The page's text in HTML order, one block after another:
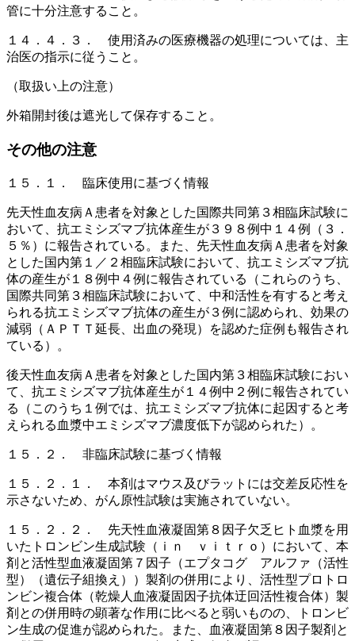
管に十分注意すること。
１４．４．３． 使用済みの医療機器の処理については、主
治医の指示に従うこと。
（取扱い上の注意）
外箱開封後は遮光して保存すること。
その他の注意
１５．１． 臨床使用に基づく情報
先天性血友病Ａ患者を対象とした国際共同第３相臨床試験に
おいて、抗エミシズマブ抗体産生が３９８例中１４例（３．
５％）に報告されている。また、先天性血友病Ａ患者を対象
とした国内第１／２相臨床試験において、抗エミシズマブ抗
体の産生が１８例中４例に報告されている（これらのうち、
国際共同第３相臨床試験において、中和活性を有すると考え
られる抗エミシズマブ抗体の産生が３例に認められ、効果の
減弱（ＡＰＴＴ延長、出血の発現）を認めた症例も報告され
ている）。
後天性血友病Ａ患者を対象とした国内第３相臨床試験におい
て、抗エミシズマブ抗体産生が１４例中２例に報告されてい
る（このうち１例では、抗エミシズマブ抗体に起因すると考
えられる血漿中エミシズマブ濃度低下が認められた）。
１５．２． 非臨床試験に基づく情報
１５．２．１． 本剤はマウス及びラットには交差反応性を
示さないため、がん原性試験は実施されていない。
１５．２．２． 先天性血液凝固第８因子欠乏ヒト血漿を用
いたトロンビン生成試験（ｉｎ ｖｉｔｒｏ）において、本
剤と活性型血液凝固第７因子（エプタコグ アルファ（活性
型）（遺伝子組換え））製剤の併用により、活性型プロトロ
ンビン複合体（乾燥人血液凝固因子抗体迂回活性複合体）製
剤との併用時の顕著な作用に比べると弱いものの、トロンビ
ン生成の促進が認められた。また、血液凝固第８因子製剤と